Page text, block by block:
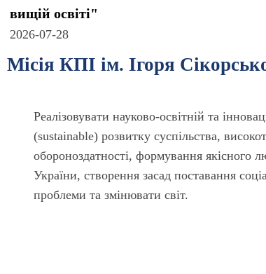
вищій освіті"
2026-07-28
Місія КПІ ім. Ігоря
Реалізовувати науково-освітній та
(sustainable) розвитку суспільства,
обороноздатності, формування якісного
України, створення засад поставання
проблеми та змінювати світ.